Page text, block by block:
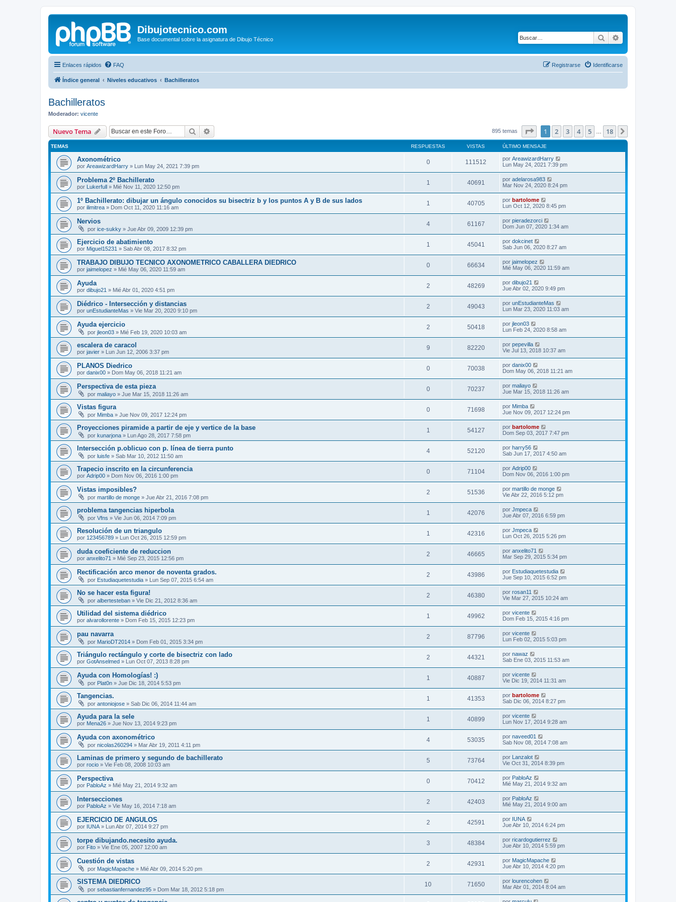
Dibujotecnico.com
Base documental sobre la asignatura de Dibujo Técnico Buscar
Enlaces rápidos FAQ Identificarse
Registrarse
Índice general Niveles educativos Bachilleratos
Bachilleratos
Moderador: vicente
Nuevo Tema Buscar 895 temas Página1 de 18
1 2 3 4 5 18
TEMAS RESPUESTAS VISTAS ÚLTIMO MENSAJE
Axonométrico
por AreawizardHarry » Lun May 24, 2021 7:39 pm
0 111512 por AreawizardHarry
Lun May 24, 2021 7:39 pm
Problema 2º Bachillerato
por Lukerfull » Mié Nov 11, 2020 12:50 pm
1 40691 por adelarosa983
Mar Nov 24, 2020 8:24 pm
1º Bachillerato: dibujar un ángulo conocidos su bisectriz b y los puntos A y B de sus lados
por ilimitrea » Dom Oct 11, 2020 11:16 am
1 40705 por bartolome
Lun Oct 12, 2020 8:45 pm
Nervios
por ice-sukky » Jue Abr 09, 2009 12:39 pm
4 61167 por pieradezorci
Dom Jun 07, 2020 1:34 am
Ejercicio de abatimiento
por Miguel15231 » Sab Abr 08, 2017 8:32 pm
1 45041 por dokcinet
Sab Jun 06, 2020 8:27 am
TRABAJO DIBUJO TECNICO AXONOMETRICO CABALLERA DIEDRICO
por jaimelopez » Mié May 06, 2020 11:59 am
0 66634 por jaimelopez
Mié May 06, 2020 11:59 am
Ayuda
por dibujo21 » Mié Abr 01, 2020 4:51 pm
2 48269 por dibujo21
Jue Abr 02, 2020 9:49 pm
Diédrico - Intersección y distancias
por unEstudianteMas » Vie Mar 20, 2020 9:10 pm
2 49043 por unEstudianteMas
Lun Mar 23, 2020 11:03 am
Ayuda ejercicio
por jleon03 » Mié Feb 19, 2020 10:03 am
2 50418 por jleon03
Lun Feb 24, 2020 8:58 am
escalera de caracol
por javier » Lun Jun 12, 2006 3:37 pm
9 82220 por pepevilla
Vie Jul 13, 2018 10:37 am
PLANOS Diedrico
por danix00 » Dom May 06, 2018 11:21 am
0 70038 por danix00
Dom May 06, 2018 11:21 am
Perspectiva de esta pieza
por maliayo » Jue Mar 15, 2018 11:26 am
0 70237 por maliayo
Jue Mar 15, 2018 11:26 am
Vistas figura
por Mimba » Jue Nov 09, 2017 12:24 pm
0 71698 por Mimba
Jue Nov 09, 2017 12:24 pm
Proyecciones piramide a partir de eje y vertice de la base
por kunarjona » Lun Ago 28, 2017 7:58 pm
1 54127 por bartolome
Dom Sep 03, 2017 7:47 pm
Intersección p.oblicuo con p. línea de tierra punto
por luisfe » Sab Mar 10, 2012 11:50 am
4 52120 por harry56
Sab Jun 17, 2017 4:50 am
Trapecio inscrito en la circunferencia
por Adrip00 » Dom Nov 06, 2016 1:00 pm
0 71104 por Adrip00
Dom Nov 06, 2016 1:00 pm
Vistas imposibles?
por martillo de monge » Jue Abr 21, 2016 7:08 pm
2 51536 por martillo de monge
Vie Abr 22, 2016 5:12 pm
problema tangencias hiperbola
por Vfns » Vie Jun 06, 2014 7:09 pm
1 42076 por Jmpeca
Jue Abr 07, 2016 6:59 pm
Resolución de un triangulo
por 123456789 » Lun Oct 26, 2015 12:59 pm
1 42316 por Jmpeca
Lun Oct 26, 2015 5:26 pm
duda coeficiente de reduccion
por anxelito71 » Mié Sep 23, 2015 12:56 pm
2 46665 por anxelito71
Mar Sep 29, 2015 5:34 pm
Rectificación arco menor de noventa grados.
por Estudiaquetestudia » Lun Sep 07, 2015 6:54 am
2 43986 por Estudiaquetestudia
Jue Sep 10, 2015 6:52 pm
No se hacer esta figura!
por albertesteban » Vie Dic 21, 2012 8:36 am
2 46380 por rosan11
Vie Mar 27, 2015 10:24 am
Utilidad del sistema diédrico
por alvarollorente » Dom Feb 15, 2015 12:23 pm
1 49962 por vicente
Dom Feb 15, 2015 4:16 pm
pau navarra
por MarioDT2014 » Dom Feb 01, 2015 3:34 pm
2 87796 por vicente
Lun Feb 02, 2015 5:03 pm
Triángulo rectángulo y corte de bisectriz con lado
por GotAnselmed » Lun Oct 07, 2013 8:28 pm
2 44321 por nawaz
Sab Ene 03, 2015 11:53 am
Ayuda con Homologías! :)
por Plat0n » Jue Dic 18, 2014 5:53 pm
1 40887 por vicente
Vie Dic 19, 2014 11:31 am
Tangencias.
por antoniojose » Sab Dic 06, 2014 11:44 am
1 41353 por bartolome
Sab Dic 06, 2014 8:27 pm
Ayuda para la sele
por Mena26 » Jue Nov 13, 2014 9:23 pm
1 40899 por vicente
Lun Nov 17, 2014 9:28 am
Ayuda con axonométrico
por nicolas260294 » Mar Abr 19, 2011 4:11 pm
4 53035 por naveed01
Sab Nov 08, 2014 7:08 am
Laminas de primero y segundo de bachillerato
por rocio » Vie Feb 08, 2008 10:03 am
5 73764 por Lanzalot
Vie Oct 31, 2014 8:39 pm
Perspectiva
por PabloAz » Mié May 21, 2014 9:32 am
0 70412 por PabloAz
Mié May 21, 2014 9:32 am
Intersecciones
por PabloAz » Vie May 16, 2014 7:18 am
2 42403 por PabloAz
Mié May 21, 2014 9:00 am
EJERCICIO DE ANGULOS
por IUNA » Lun Abr 07, 2014 9:27 pm
2 42591 por IUNA
Jue Abr 10, 2014 6:24 pm
torpe dibujando.necesito ayuda.
por Fito » Vie Ene 05, 2007 12:00 am
3 48384 por ricardogutierrez
Jue Abr 10, 2014 5:59 pm
Cuestión de vistas
por MagicMapache » Mié Abr 09, 2014 5:20 pm
2 42931 por MagicMapache
Jue Abr 10, 2014 4:20 pm
SISTEMA DIEDRICO
por sebastianfernandez95 » Dom Mar 18, 2012 5:18 pm
10 71650 por lourencohen
Mar Abr 01, 2014 8:04 am